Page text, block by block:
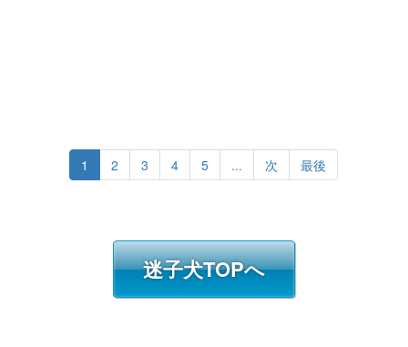
1 2 3 4 5 ... 次 最後
迷子犬TOPへ